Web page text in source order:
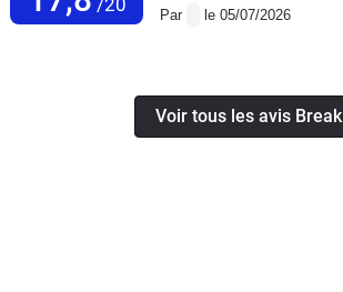
Par le 05/07/2026
Voir tous les avis Break